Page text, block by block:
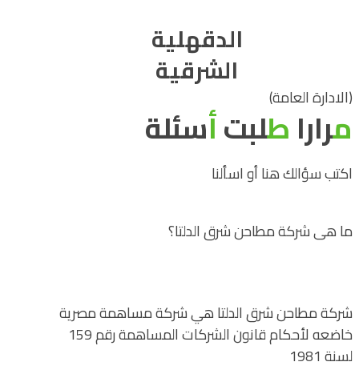
الدقهلية
الشرقية
(الادارة العامة)
مراراطلبتأسئلة
اكتب سؤالك هنا أو اسألنا
ما هى شركة مطاحن شرق الدلتا؟
شركة مطاحن شرق الدلتا هي شركة مساهمة مصرية
خاضعه لأحكام قانون الشركات المساهمة رقم 159
لسنة 1981